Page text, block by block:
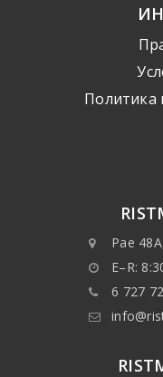
Политика
Pae
E–R:
6 727